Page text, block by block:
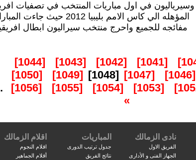
وسيرياليون في اول مباريات المنتخب في تصفيات
المؤهله الي كاس الامم بليبيا 2012 حيث جاءت
مفائجه للجميع واحرج منتخب سيراليون ابطال
[1041]
[1042]
[1043]
[1044]
[1046]
[1047]
[1048]
[1049]
[1050]
[1053]
[1054]
[1055]
[1056]
»
نادى الزمالك
الفريق الاول
الجهاز الفنى و الأدارى
المباريات
جدول ترتيب الدورى
نتائج الفريق
اقلام الزمالك
اقلام النجوم
أقلام الجماهير